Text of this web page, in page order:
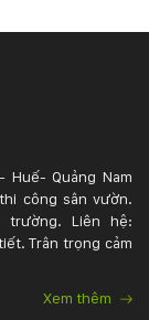
Huế- Quảng Nam
công sân vườn.
Liên hệ:
Trân trọng cảm
Xem thêm